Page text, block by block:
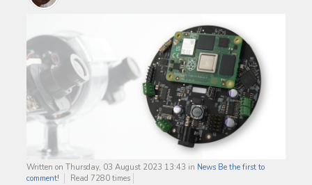
Written on Thursday, 03 August 2023 13:43 in News Be the first to
comment!
Read 7280 times